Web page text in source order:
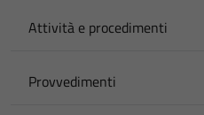
Attività e procedimenti
Provvedimenti